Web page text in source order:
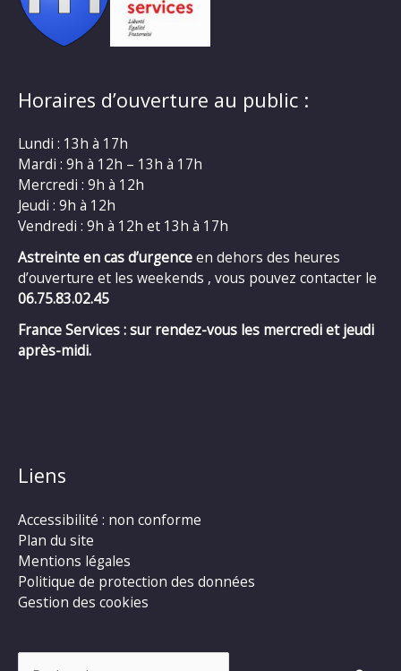
Horaires d’ouverture au public :
Lundi : 13h à 17h
Mardi : 9h à 12h – 13h à 17h
Mercredi : 9h à 12h
Jeudi : 9h à 12h
Vendredi : 9h à 12h et 13h à 17h
Astreinte en cas d’urgenceen dehors des heures
d’ouverture et les weekends , vous pouvez contacter le
06.75.83.02.45
France Services : sur rendez-vous les mercredi et jeudi
après-midi.
Liens
Accessibilité : non conforme
Plan du site
Mentions légales
Politique de protection des données
Gestion des cookies